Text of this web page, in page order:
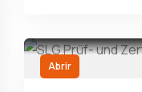
Abrir